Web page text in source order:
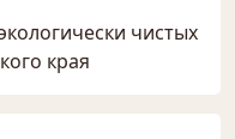
чистых
края